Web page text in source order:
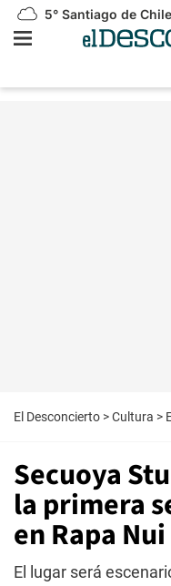
5° Santiago de Chile
El Desconcierto >Cultura >
Secuoya
la primera
en Rapa Nui
El lugar será